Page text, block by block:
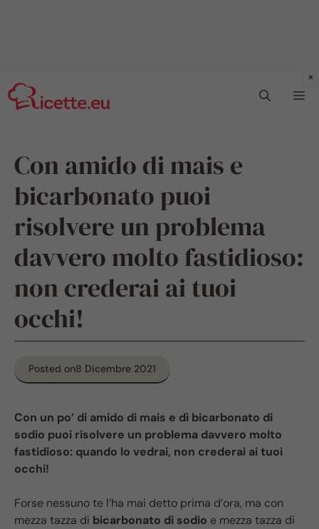
al
contenuto
Con amido di mais e
bicarbonato puoi
risolvere un problema
davvero molto fastidioso:
non crederai ai tuoi
occhi!
Posted on8 Dicembre 2021
Con un po’ di amido di mais e di bicarbonato di
sodio puoi risolvere un problema davvero molto
fastidioso: quando lo vedrai, non crederai ai tuoi
occhi!
Forse nessuno te l’ha mai detto prima d’ora, ma con
mezza tazza di bicarbonato di sodio e mezza tazza di